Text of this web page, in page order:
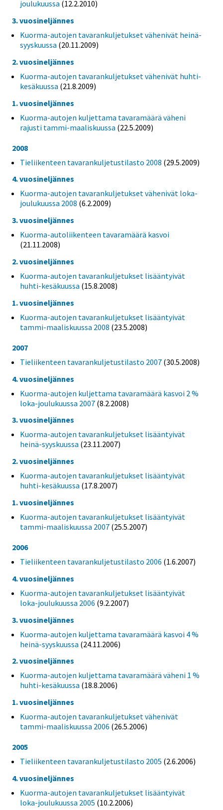
joulukuussa (12.2.2010)
3. vuosineljännes
Kuorma-autojen tavarankuljetukset vähenivät heinä-
syyskuussa (20.11.2009)
2. vuosineljännes
Kuorma-autojen tavarankuljetukset vähenivät huhti-
kesäkuussa (21.8.2009)
1. vuosineljännes
Kuorma-autojen kuljettama tavaramäärä väheni
rajusti tammi-maaliskuussa (22.5.2009)
2008
Tieliikenteen tavarankuljetustilasto 2008 (29.5.2009)
4. vuosineljännes
Kuorma-autojen tavarankuljetukset vähenivät loka-
joulukuussa 2008 (6.2.2009)
3. vuosineljännes
Kuorma-autoliikenteen tavaramäärä kasvoi
(21.11.2008)
2. vuosineljännes
Kuorma-autojen tavarankuljetukset lisääntyivät
huhti-kesäkuussa (15.8.2008)
1. vuosineljännes
Kuorma-autojen tavarankuljetukset lisääntyivät
tammi-maaliskuussa 2008 (23.5.2008)
2007
Tieliikenteen tavarankuljetustilasto 2007 (30.5.2008)
4. vuosineljännes
Kuorma-autojen kuljettama tavaramäärä kasvoi 2 %
loka-joulukuussa 2007 (8.2.2008)
3. vuosineljännes
Kuorma-autojen tavarankuljetukset lisääntyivät
heinä-syyskuussa (23.11.2007)
2. vuosineljännes
Kuorma-autojen tavarankuljetukset lisääntyivät
huhti-kesäkuussa (17.8.2007)
1. vuosineljännes
Kuorma-autojen tavarankuljetukset lisääntyivät
tammi-maaliskuussa 2007 (25.5.2007)
2006
Tieliikenteen tavarankuljetustilasto 2006 (1.6.2007)
4. vuosineljännes
Kuorma-autojen tavarankuljetukset lisääntyivät
loka-joulukuussa 2006 (9.2.2007)
3. vuosineljännes
Kuorma-autojen kuljettama tavaramäärä kasvoi 4 %
heinä-syyskuussa (24.11.2006)
2. vuosineljännes
Kuorma-autojen kuljettama tavaramäärä väheni 1 %
huhti-kesäkuussa (18.8.2006)
1. vuosineljännes
Kuorma-autojen tavarankuljetukset vähenivät
tammi-maaliskuussa 2006 (26.5.2006)
2005
Tieliikenteen tavarankuljetustilasto 2005 (2.6.2006)
4. vuosineljännes
Kuorma-autojen tavarankuljetukset lisääntyivät
loka-joulukuussa 2005 (10.2.2006)